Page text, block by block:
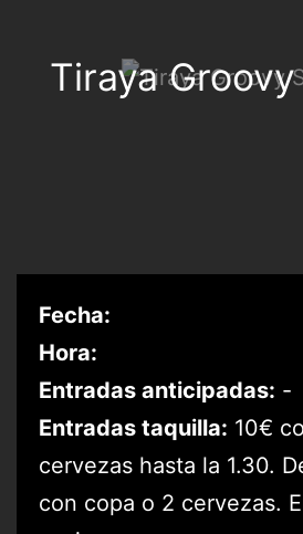
Tiraya
Fecha:
Hora:
Entradas anticipadas: -
Entradas taquilla: 10€
cervezas hasta la 1.30.
con copa o 2 cervezas.